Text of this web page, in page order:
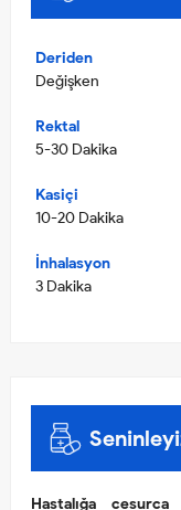
Deriden
Değişken
Rektal
5-30 Dakika
Kasiçi
10-20 Dakika
İnhalasyon
3 Dakika
Hastalığa